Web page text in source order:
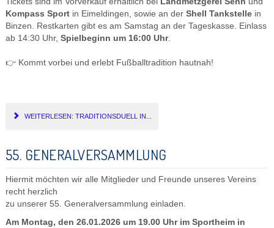
Kompass Sportin Eimeldingen, sowie an der Shell Tankstellein
Binzen. Restkarten gibt es am Samstag an der Tageskasse. Einlass
ab 14:30 Uhr, Spielbeginn um 16:00 Uhr.
👉 Kommt vorbei und erlebt Fußballtradition hautnah!
WEITERLESEN: TRADITIONSDUELL IN...
55. GENERALVERSAMMLUNG
Hiermit möchten wir alle Mitglieder und Freunde unseres Vereins
recht herzlich
zu unserer 55. Generalversammlung einladen.
Am Montag, den 26.01.2026 um 19.00 Uhr im Sportheim in